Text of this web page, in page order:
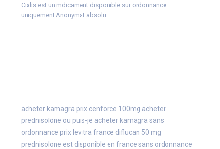
Cialis est un mdicament disponible sur ordonnance
uniquement Anonymat absolu.
acheter kamagra prix cenforce 100mg acheter
prednisolone ou puis-je acheter kamagra sans
ordonnance prix levitra france diflucan 50 mg
prednisolone est disponible en france sans ordonnance